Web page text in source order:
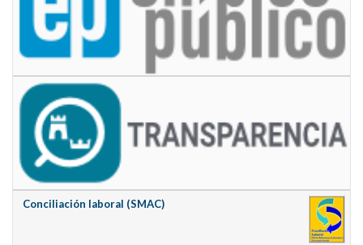
Conciliación laboral (SMAC)